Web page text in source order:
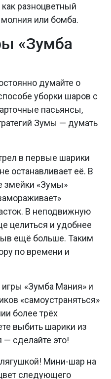
разноцветный
или бомба.
«Зумба
думайте о
уборки шаров с
пасьянсы,
Зумы — думать
в первые шарики
останавливает её. В
змейки «Зумы»
В неподвижную
целиться и удобнее
ещё больше. Таким
по времени и
«Зумба Мания» и
«самоустраняться»
более трёх
выбить шарики из
— сделайте это!
Мини-шар на
следующего